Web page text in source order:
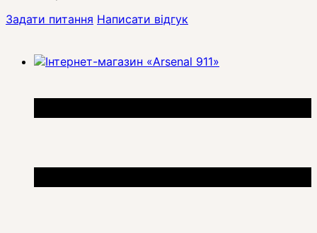
Задати питання Написати відгук